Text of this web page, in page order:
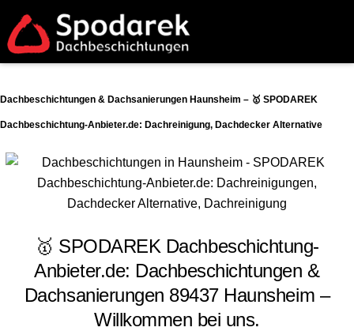
Dachbeschichtungen & Dachsanierungen Haunsheim – 🥇 SPODAREK
Dachbeschichtung-Anbieter.de: Dachreinigung, Dachdecker Alternative
🥇 SPODAREK Dachbeschichtung-
Anbieter.de: Dachbeschichtungen &
Dachsanierungen 89437 Haunsheim –
Willkommen bei uns.